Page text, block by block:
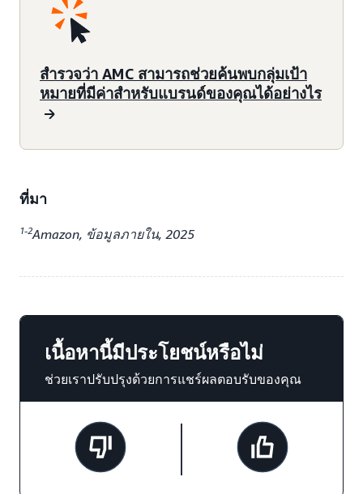
สำรวจว่า AMC สามารถช่วยค้นพบกลุ่มเป้า
หมายที่มีค่าสำหรับแบรนด์ของคุณได้อย่างไร
ที่มา
1-2Amazon, ข้อมูลภายใน, 2025
เนื้อหานี้มีประโยชน์หรือไม่
ช่วยเราปรับปรุงด้วยการแชร์ผลตอบรับของคุณ